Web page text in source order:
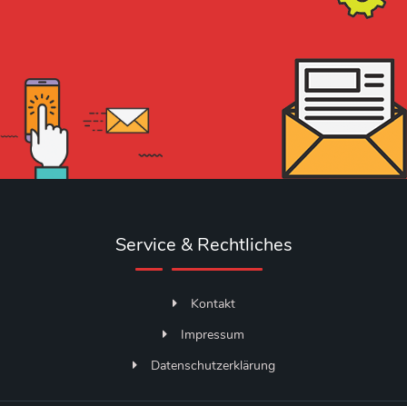
Service & Rechtliches
Kontakt
Impressum
Datenschutzerklärung